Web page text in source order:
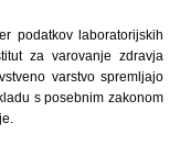
podatkov laboratorijskih
za varovanje zdravja
varstvo spremljajo
s posebnim zakonom